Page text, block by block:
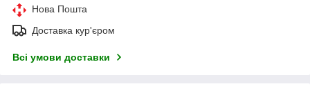
Нова Пошта
Доставка кур'єром
Всі умови доставки